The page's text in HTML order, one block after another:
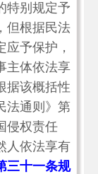
特别规定予
但根据民法
予保护，
主体依法享
据该概括性
法通则》第
侵权责任
人依法享有
三十一条规